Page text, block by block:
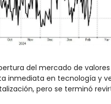
del mercado de
inmediata en tecnología y
pero se terminó